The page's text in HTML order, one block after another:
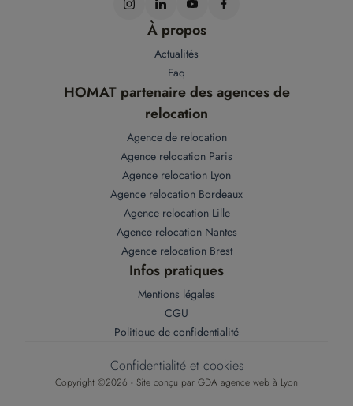
À propos
Actualités
Faq
HOMAT partenaire des agences de
relocation
Agence de relocation
Agence relocation Paris
Agence relocation Lyon
Agence relocation Bordeaux
Agence relocation Lille
Agence relocation Nantes
Agence relocation Brest
Infos pratiques
Mentions légales
CGU
Politique de confidentialité
Copyright ©2026 - Site conçu par GDA agence web à Lyon
Confidentialité et cookies